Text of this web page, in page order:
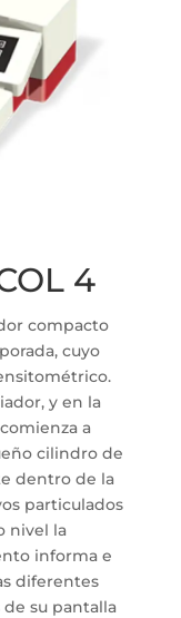
4
compacto
cuyo
y en la
a
cilindro de
dentro de la
particulados
nivel la
informa e
diferentes
su pantalla